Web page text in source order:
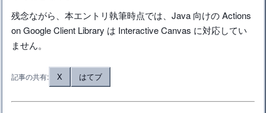
残念ながら、本エントリ執筆時点では、Java 向けの Actions
on Google Client Library は Interactive Canvas に対応してい
ません。
記事の共有: X はてブ